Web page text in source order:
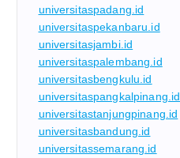
universitaspadang.id
universitaspekanbaru.id
universitasjambi.id
universitaspalembang.id
universitasbengkulu.id
universitaspangkalpinang.id
universitastanjungpinang.id
universitasbandung.id
universitassemarang.id